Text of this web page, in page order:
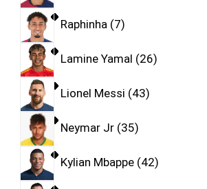
Raphinha 7
Lamine Yamal 26
Lionel Messi 43
Neymar Jr 35
Kylian Mbappe 42